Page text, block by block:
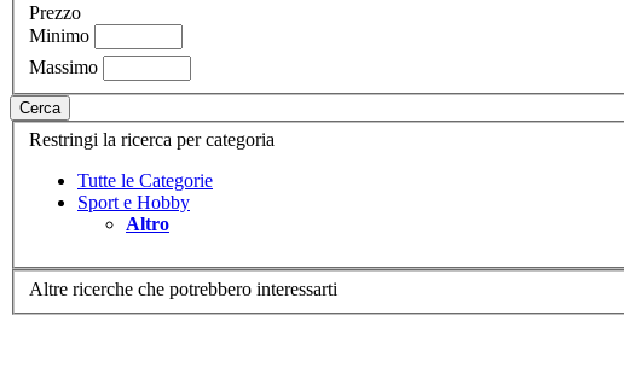
Prezzo
Minimo
Massimo
Cerca
Restringi la ricerca per categoria
Tutte le Categorie
Sport e Hobby
Altro
Altre ricerche che potrebbero interessarti